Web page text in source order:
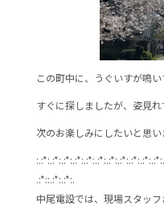
この町中に、うぐいすが鳴
すぐに探しましたが、姿見れ
次のお楽しみにしたいと思い
.:*::.:*:.:*:.
中尾電設では、現場スタッフ